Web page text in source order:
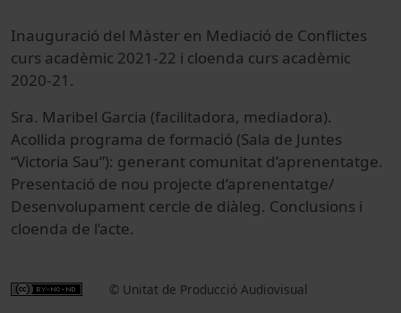
Inauguració del Màster en Mediació de Conflictes
curs acadèmic 2021-22 i cloenda curs acadèmic
2020-21.
Sra. Maribel Garcia (facilitadora, mediadora).
Acollida programa de formació (Sala de Juntes
“Victoria Sau”): generant comunitat d’aprenentatge.
Presentació de nou projecte d’aprenentatge/
Desenvolupament cercle de diàleg. Conclusions i
cloenda de l’acte.
© Unitat de Producció Audiovisual